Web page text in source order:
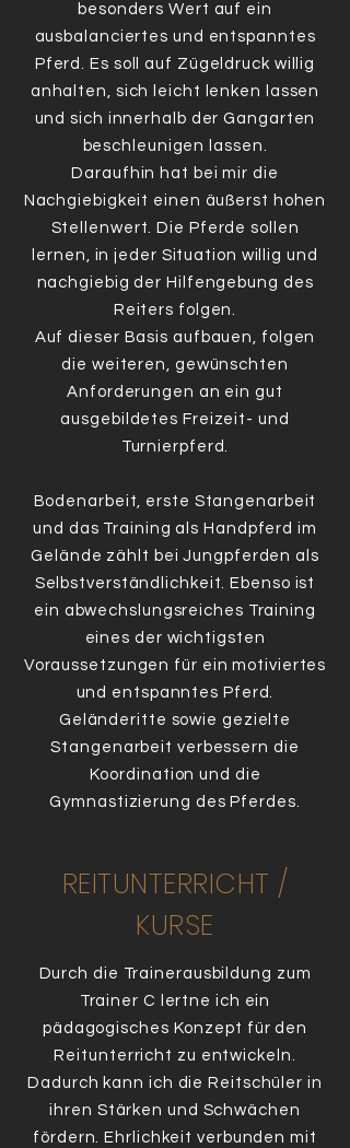
besonders Wert auf ein
ausbalanciertes und entspanntes
Pferd. Es soll auf Zügeldruck willig
anhalten, sich leicht lenken lassen
und sich innerhalb der Gangarten
beschleunigen lassen.
Daraufhin hat bei mir die
Nachgiebigkeit einen äußerst hohen
Stellenwert. Die Pferde sollen
lernen, in jeder Situation willig und
nachgiebig der Hilfengebung des
Reiters folgen.
Auf dieser Basis aufbauen, folgen
die weiteren, gewünschten
Anforderungen an ein gut
ausgebildetes Freizeit- und
Turnierpferd.
Bodenarbeit, erste Stangenarbeit
und das Training als Handpferd im
Gelände zählt bei Jungpferden als
Selbstverständlichkeit. Ebenso ist
ein abwechslungsreiches Training
eines der wichtigsten
Voraussetzungen für ein motiviertes
und entspanntes Pferd.
Geländeritte sowie gezielte
Stangenarbeit verbessern die
Koordination und die
Gymnastizierung des Pferdes.
REITUNTERRICHT /
KURSE
Durch die Trainerausbildung zum
Trainer C lertne ich ein
pädagogisches Konzept für den
Reitunterricht zu entwickeln.
Dadurch kann ich die Reitschüler in
ihren Stärken und Schwächen
fördern. Ehrlichkeit verbunden mit